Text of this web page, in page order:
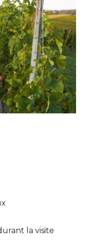
la visite